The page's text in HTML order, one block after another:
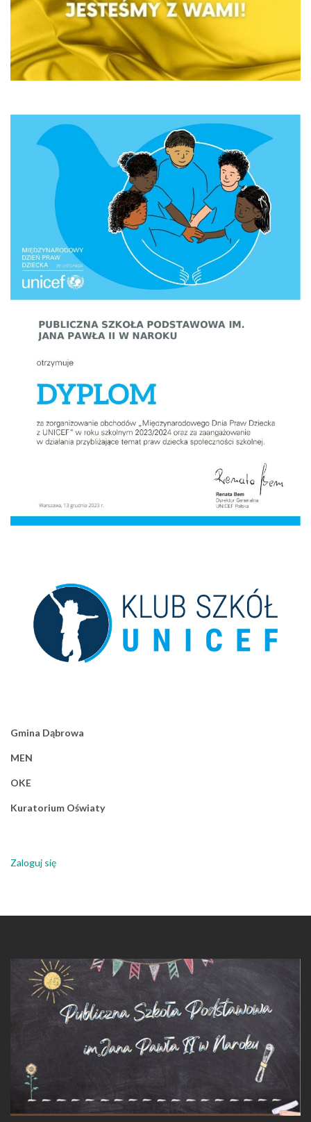
Gmina Dąbrowa
MEN
OKE
Kuratorium Oświaty
Zaloguj się